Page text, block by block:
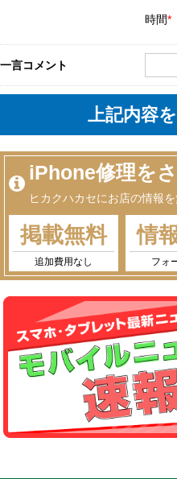
時間*
一言コメント
上記内容
iPhone修理を
ヒカクハカセにお店の情報
掲載無料
追加費用なし
情
フォ